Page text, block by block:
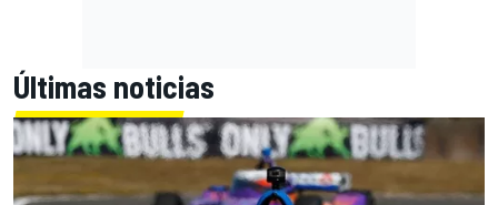
Últimas noticias